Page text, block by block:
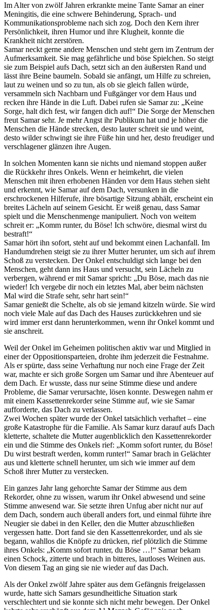
Im Alter von zwölf Jahren erkrankte meine Tante Samar an einer
Meningitis, die eine schwere Behinderung, Sprach- und
Kommunikationsprobleme nach sich zog. Doch den Kern ihrer
Persönlichkeit, ihren Humor und ihre Klugheit, konnte die
Krankheit nicht zerstören.
Samar neckt gerne andere Menschen und steht gern im Zentrum der
Aufmerksamkeit. Sie mag gefährliche und böse Spielchen. So steigt
sie zum Beispiel aufs Dach, setzt sich an den äußersten Rand und
lässt ihre Beine baumeln. Sobald sie anfängt, um Hilfe zu schreien,
laut zu weinen und so zu tun, als ob sie gleich fallen würde,
versammeln sich Nachbarn und Fußgänger vor dem Haus und
recken ihre Hände in die Luft. Dabei rufen sie Samar zu: „Keine
Sorge, halt dich fest, wir fangen dich auf!“ Die Sorge der Menschen
freut Samar sehr. Je mehr Angst ihr Publikum hat und je höher die
Menschen die Hände strecken, desto lauter schreit sie und weint,
desto wilder schwingt sie ihre Füße hin und her, desto freudiger und
verschlagener glänzen ihre Augen.
In solchen Momenten kann sie nichts und niemand stoppen außer
die Rückkehr ihres Onkels. Wenn er heimkehrt, die vielen
Menschen mit ihren erhobenen Händen vor dem Haus stehen sieht
und erkennt, wie Samar auf dem Dach, versunken in die
erschrockenen Hilferufe, ihre bösartige Sitzung abhält, erscheint ein
breites Lächeln auf seinem Gesicht. Er weiß genau, dass Samar
spielt und die Menschenmenge manipuliert. Noch von weitem
schreit er: „Komm runter, du Böse! Ich schwöre, diesmal wirst du
bestraft!“
Samar hört ihn sofort, steht auf und bekommt einen Lachanfall. Im
Handumdrehen steigt sie zu ihrer Mutter herunter, um sich auf ihrem
Schoß zu verstecken. Der Onkel entschuldigt sich lange bei den
Menschen, geht dann ins Haus und versucht, sein Lächeln zu
verbergen, während er mit Samar spricht: „Du Böse, mach das nie
wieder! Ich vergebe dir noch ein letztes Mal, aber beim nächsten
Mal wird die Strafe sehr, sehr hart sein!“
Samar genießt die Schelte, als ob sie jemand kitzeln würde. Sie wird
noch viele Male auf das Dach des Hauses zurückkehren und sie
wird immer erst dann herunterkommen, wenn ihr Onkel kommt und
sie anschreit.
Weil der Onkel im Geheimen politischen aktiv war und Mitglied in
einer der Oppositionsparteien, drohte ihm jederzeit die Festnahme.
Als er spürte, dass seine Verhaftung nur noch eine Frage der Zeit
war, machte er sich große Sorgen um Samar und ihre Abenteuer auf
dem Dach. Er wusste, dass nur seine Stimme diese und andere
Probleme, die Samar verursachte, lösen konnte. Deswegen nahm er
mit einem Kassettenrekorder seine Stimme auf, wie sie Samar
aufforderte, das Dach zu verlassen.
Zwei Wochen später wurde der Onkel tatsächlich verhaftet – eine
große Katastrophe für die Familie. Als Samar kurz darauf aufs Dach
kletterte, schaltete die Mutter augenblicklich den Kassettenrekorder
ein und die Stimme des Onkels rief: „Komm sofort runter, du Böse!
Du wirst bestraft werden, komm runter!“ Samar brach in Gelächter
aus und kletterte schnell herunter, um sich wie immer auf dem
Schoß ihrer Mutter zu verstecken.
Ein ganzes Jahr lang gehorchte Samar der Stimme aus dem
Rekorder, ohne zu wissen, warum ihr Onkel abwesend und seine
Stimme anwesend war. Sie setzte ihren Unfug aber nicht nur auf
dem Dach, sondern auch überall anders fort, und einmal führte ihre
Neugier sie dabei in den Keller, den die Mutter abzuschließen
vergessen hatte. Dort fand sie den Kassettenrekorder, und als sie
begann, wahllos die Knöpfe zu drücken, rief plötzlich die Stimme
ihres Onkels: „Komm sofort runter, du Böse …!“ Samar bekam
einen Schock, zitterte und brach in bitteres, lautloses Weinen aus.
Von diesem Tag an ging sie nie wieder auf das Dach.
Als der Onkel zwölf Jahre später aus dem Gefängnis freigelassen
wurde, hatte sich Samars gesundheitliche Situation stark
verschlechtert und sie konnte sich nicht mehr bewegen. Der Onkel